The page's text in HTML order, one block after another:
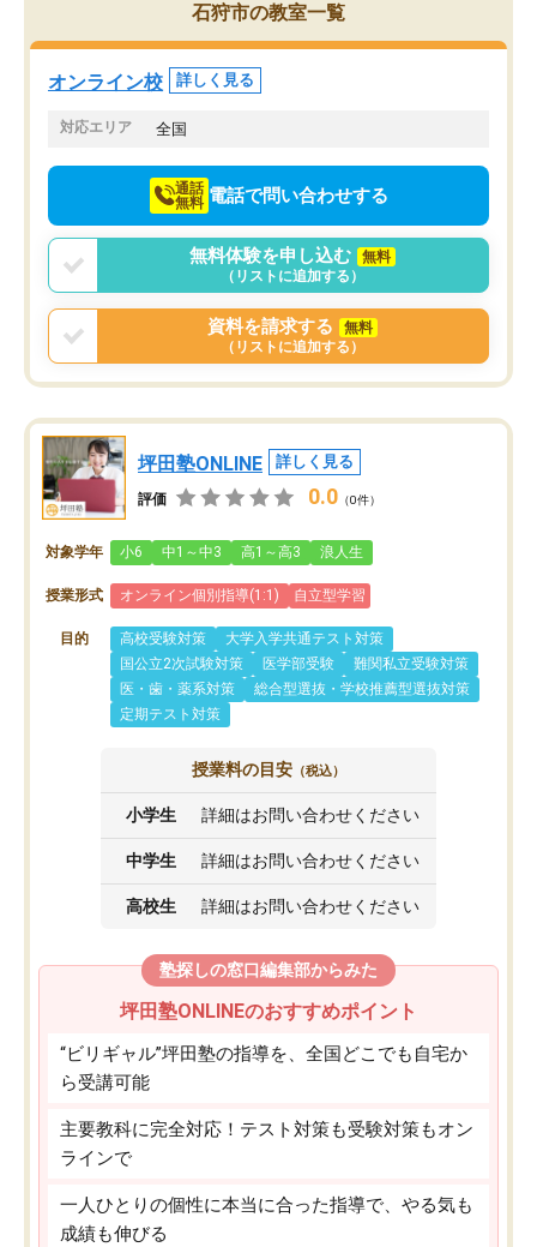
石狩市の教室一覧
オンライン校 詳しく見る
対応エリア 全国
通話
無料 電話で問い合わせする
無料体験を申し込む
無料
（リストに追加する）
資料を請求する
無料
（リストに追加する）
坪田塾ONLINE 詳しく見る
評価 0.0 （0件）
対象学年 小6 中1～中3 高1～高3 浪人生
授業形式 オンライン個別指導(1:1) 自立型学習
目的 高校受験対策
大学入学共通テスト対策
国公立2次試験対策
医学部受験
難関私立受験対策
医・歯・薬系対策
総合型選抜・学校推薦型選抜対策
定期テスト対策
授業料の目安 （税込）
小学生 詳細はお問い合わせください
中学生 詳細はお問い合わせください
高校生 詳細はお問い合わせください
塾探しの窓口編集部からみた
坪田塾ONLINEのおすすめポイント
“ビリギャル”坪田塾の指導を、全国どこでも自宅か
ら受講可能
主要教科に完全対応！テスト対策も受験対策もオン
ラインで
一人ひとりの個性に本当に合った指導で、やる気も
成績も伸びる